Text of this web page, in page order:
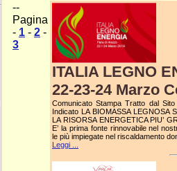
--
Pagina
- 1 - 2 -
3
ITALIA LEGNO
22-23-24 Marzo
Comunicato Stampa Tratto dal Sito
Indicato LA BIOMASSA LEGNOSA
LA RISORSA ENERGETICA PIU’
E’ la prima fonte rinnovabile nel
le più impiegate nel riscaldamento
Leggi ...